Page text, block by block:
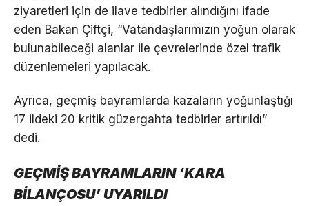
ziyaretleri için de ilave tedbirler alındığını ifade
eden Bakan Çiftçi, “Vatandaşlarımızın yoğun olarak
bulunabileceği alanlar ile çevrelerinde özel trafik
düzenlemeleri yapılacak.
Ayrıca, geçmiş bayramlarda kazaların yoğunlaştığı
17 ildeki 20 kritik güzergahta tedbirler artırıldı”
dedi.
GEÇMİŞ BAYRAMLARIN ‘KARA
BİLANÇOSU’ UYARILDI